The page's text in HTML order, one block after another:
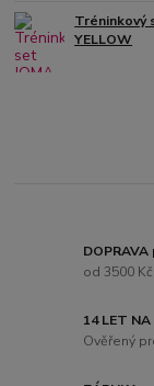
Tréninkový
YELLOW
DOPRAVA
od 3500
14 LET
Ověřený